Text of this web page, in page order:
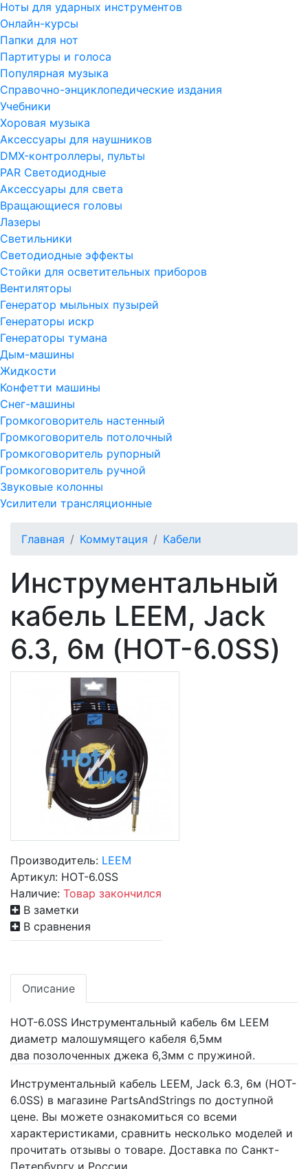
Ноты для ударных инструментов
Онлайн-курсы
Папки для нот
Партитуры и голоса
Популярная музыка
Справочно-энциклопедические издания
Учебники
Хоровая музыка
Аксессуары для наушников
DMX-контроллеры, пульты
PAR Светодиодные
Аксессуары для света
Вращающиеся головы
Лазеры
Светильники
Светодиодные эффекты
Стойки для осветительных приборов
Вентиляторы
Генератор мыльных пузырей
Генераторы искр
Генераторы тумана
Дым-машины
Жидкости
Конфетти машины
Снег-машины
Громкоговоритель настенный
Громкоговоритель потолочный
Громкоговоритель рупорный
Громкоговоритель ручной
Звуковые колонны
Усилители трансляционные
Главная Коммутация Кабели
Инструментальный
кабель LEEM, Jack
6.3, 6м (HOT-6.0SS)
Производитель: LEEM
Артикул: HOT-6.0SS
Наличие: Товар закончился
В заметки
В сравнения
Описание
HOT-6.0SS Инструментальный кабель 6м LEEM
диаметр малошумящего кабеля 6,5мм
два позолоченных джека 6,3мм с пружиной.
Инструментальный кабель LEEM, Jack 6.3, 6м (HOT-
6.0SS) в магазине PartsAndStrings по доступной
цене. Вы можете ознакомиться со всеми
характеристиками, сравнить несколько моделей и
прочитать отзывы о товаре. Доставка по Санкт-
Петербургу и России.